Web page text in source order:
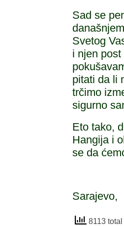
Sad se
Svetog
i njen
pitati da li
trčimo
sigurno
Eto tako,
Hangija i
se da
8113